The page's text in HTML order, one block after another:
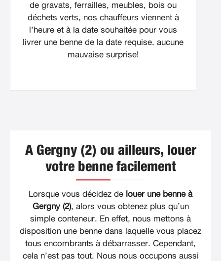
de gravats, ferrailles, meubles, bois ou
déchets verts, nos chauffeurs viennent à
l’heure et à la date souhaitée pour vous
livrer une benne de la date requise. aucune
mauvaise surprise!
A Gergny (2) ou ailleurs, louer
votre benne facilement
Lorsque vous décidez de louer une benne à
Gergny (2), alors vous obtenez plus qu’un
simple conteneur. En effet, nous mettons à
disposition une benne dans laquelle vous placez
tous encombrants à débarrasser. Cependant,
cela n’est pas tout. Nous nous occupons aussi